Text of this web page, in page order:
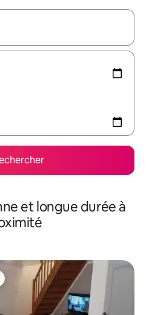
utilisez les flèches vers le
et longue durée à